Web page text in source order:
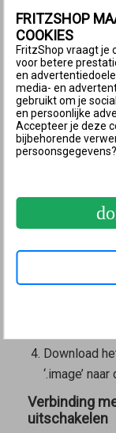
FRITZ!OS-
Download
eigen
kunt maken,
downloaden op
je buren of op
Ga naar de
twee
op het
apparaat
Download
‘.image’
Verbinding
uitschakelen
FRITZSHOP
COOKIES
FritzShop vraagt je
voor betere
en
media- en
gebruikt om je
en persoonlijke
Accepteer je deze
bijbehorende
persoonsgegevens?